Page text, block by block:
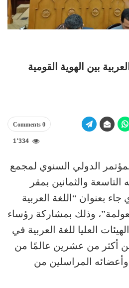
بين الهوية القومية
0 Comments
1٬334
المؤتمر الدولي السنوي لمجمع
التاسعة والثمانين بمقر
جاء بعنوان “اللغة العربية
وذلك بمشاركة رؤساء
العليا للغة العربية في
عن أكثر من عشرين عالمًا من
المراسلين من